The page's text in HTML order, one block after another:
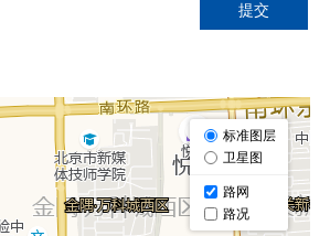
提交